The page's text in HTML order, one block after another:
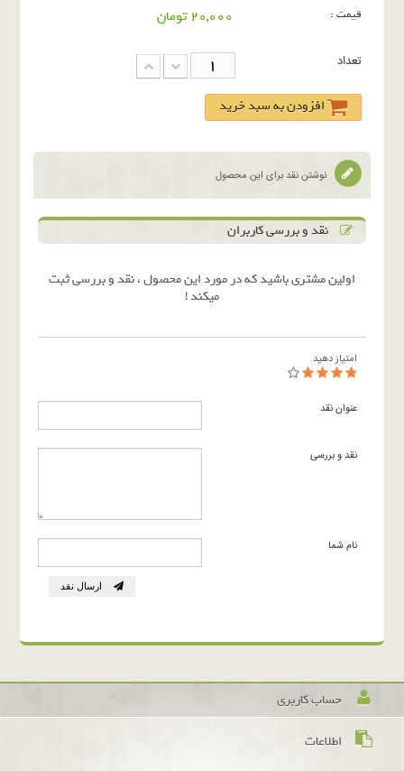
قیمت : 20,000 تومان
تعداد
افزودن به سبد خرید
نوشتن نقد برای این محصول
نقد و بررسی کاربران
اولین مشتری باشید که در مورد این محصول ، نقد و بررسی ثبت
میکند !
امتیاز دهید
عنوان نقد
نقد و بررسی
نام شما
ارسال نقد
حساب کاربری
اطلاعات